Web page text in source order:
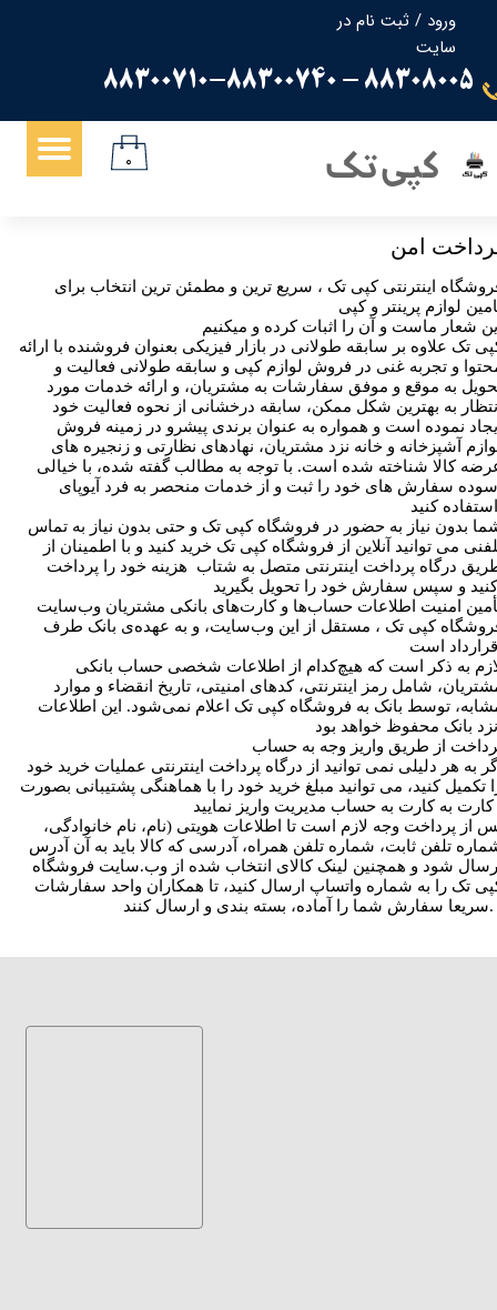
ورود / ثبت نام در
سایت
حساب کاربری من
تغییر گذر واژه
سفارشات
88308005 - 88300710-88300740
کپی تک ۰
اینترنتی کپی تک ، سریع ترین و مطمئن ترین انتخاب برای
لوازم پرینتر و کپی
شعار ماست و آن را اثبات کرده و میکنیم
تک علاوه بر سابقه طولانی در بازار فیزیکی بعنوان فروشنده با ارائه
و تجربه غنی در فروش لوازم کپی و سابقه طولانی فعالیت و
به موقع و موفق سفارشات به مشتریان، و ارائه خدمات مورد
به بهترین شکل ممکن، سابقه درخشانی از نحوه فعالیت خود
نموده است و همواره به عنوان برندی پیشرو در زمینه فروش
آشپزخانه و خانه نزد مشتریان، نهادهای نظارتی و زنجیره های
کالا شناخته شده است. با توجه به مطالب گفته شده، با خیالی
سفارش های خود را ثبت و از خدمات منحصر به فرد آیوپای
بدون نیاز به حضور در فروشگاه کپی تک و حتی بدون نیاز به تماس
می توانید آنلاین از فروشگاه کپی تک خرید کنید و با اطمینان از
درگاه پرداخت اینترنتی متصل به شتاب هزینه خود را پرداخت
امنیت اطلاعات حساب‌ها و کارت‌های بانکی مشتریان وب‌سایت
کپی تک ، مستقل از این وب‌سایت، و به عهده‌ی بانک‌ طرف
به ذکر است که هیچ‌کدام از اطلاعات شخصی حساب بانکی
شامل رمز اینترنتی، کدهای امنیتی، تاریخ انقضاء و موارد
توسط بانک به فروشگاه کپی تک اعلام نمی‌شود. این اطلاعات
از طریق واریز وجه به حساب
به هر دلیلی نمی توانید از درگاه پرداخت اینترنتی عملیات خرید خود
تکمیل کنید، می توانید مبلغ خرید خود را با هماهنگی پشتیبانی بصورت
نمایید .
از پرداخت وجه لازم است تا اطلاعات هویتی (نام، نام خانوادگی،
تلفن ثابت، شماره تلفن همراه، آدرسی که کالا باید به آن آدرس
شود و همچنین لینک کالای انتخاب شده از وب.سایت فروشگاه
تک را به شماره واتساپ ارسال کنید، تا همکاران واحد سفارشات
و ارسال کنند. .
امن